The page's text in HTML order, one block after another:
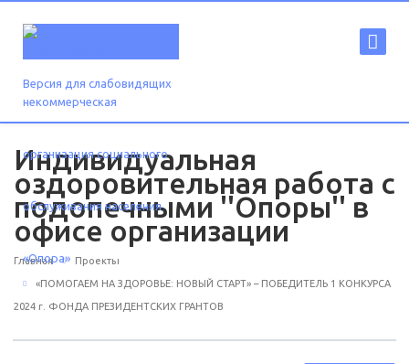
Версия для слабовидящих
Индивидуальная
оздоровительная работа с
подопечными ''Опоры'' в
офисе организации
Главная Проекты
«ПОМОГАЕМ НА ЗДОРОВЬЕ: НОВЫЙ СТАРТ» – ПОБЕДИТЕЛЬ 1 КОНКУРСА
2024 г. ФОНДА ПРЕЗИДЕНТСКИХ ГРАНТОВ